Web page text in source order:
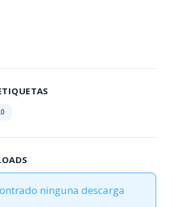
ninguna descarga